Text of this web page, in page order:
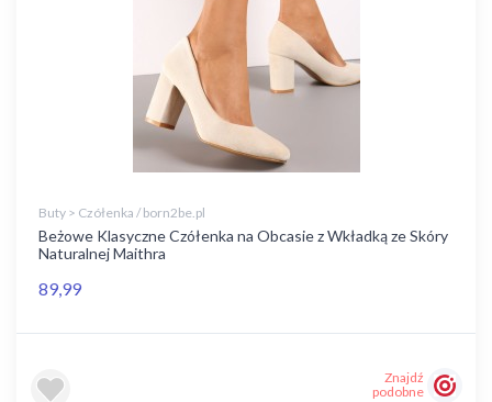
Buty > Czółenka / born2be.pl
Beżowe Klasyczne Czółenka na Obcasie z Wkładką ze Skóry
Naturalnej Maithra
89,99
Znajdź
podobne